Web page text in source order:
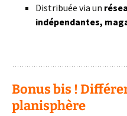
Distribuée via un
indépendantes,
Bonus bis !
planisphère